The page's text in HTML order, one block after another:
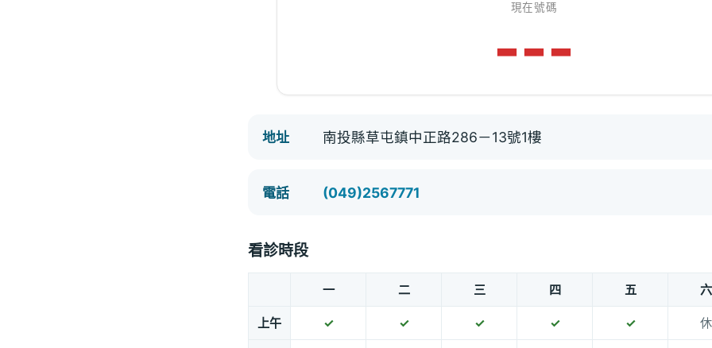
現在號碼
---
地址 南投縣草屯鎮中正路286－13號1樓
電話 (049)2567771
看診時段
一 二 三 四 五 六
上午 ✓ ✓ ✓ ✓ ✓ 休